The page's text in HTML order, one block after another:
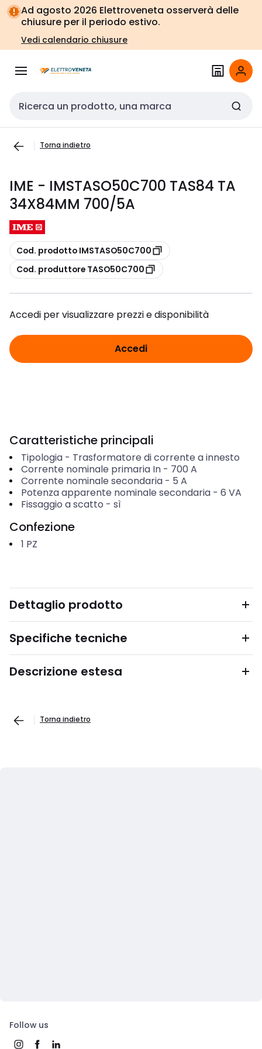
Vai alla
navigazione
Vai
alla
pagina
Ad agosto 2026 Elettroveneta osserverà delle
chiusure per il periodo estivo.
Vedi calendario chiusure
Cerca input
Torna indietro
IME - IMSTASO50C700 TAS84 TA
34X84MM 700/5A
copia
Cod. prodotto IMSTASO50C700
copia
Cod. produttore TASO50C700
Accedi per visualizzare prezzi e disponibilità
Accedi
Caratteristiche principali
Tipologia- Trasformatore di corrente a innesto
Corrente nominale primaria In- 700 A
Corrente nominale secondaria- 5 A
Potenza apparente nominale secondaria- 6 VA
Fissaggio a scatto - sì
Confezione
1 PZ
Dettaglio prodotto
Specifiche tecniche
Descrizione estesa
Torna indietro
Follow us